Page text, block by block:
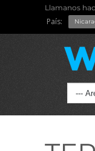
Llamanos
País: